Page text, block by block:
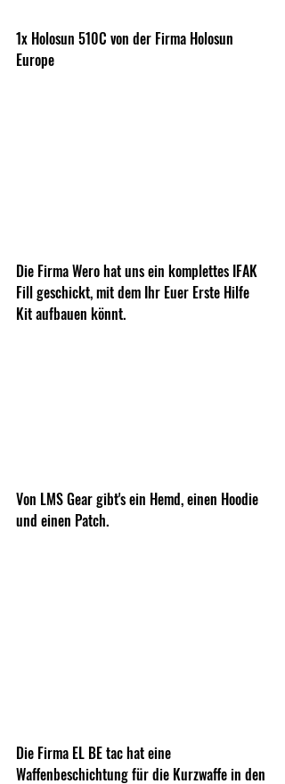
1x Holosun 510C von der Firma Holosun
Europe
Die Firma Wero hat uns ein komplettes IFAK
Fill geschickt, mit dem Ihr Euer Erste Hilfe
Kit aufbauen könnt.
Von LMS Gear gibt's ein Hemd, einen Hoodie
und einen Patch.
Die Firma EL BE tac hat eine
Waffenbeschichtung für die Kurzwaffe in den